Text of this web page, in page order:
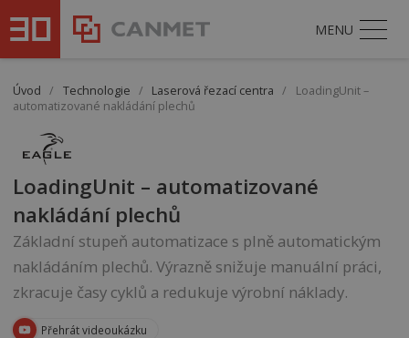
MENU
Úvod / Technologie / Laserová řezací centra /
LoadingUnit –
automatizované nakládání plechů
LoadingUnit – automatizované
nakládání plechů
Základní stupeň automatizace s plně automatickým
nakládáním plechů. Výrazně snižuje manuální práci,
zkracuje časy cyklů a redukuje výrobní náklady.
Přehrát videoukázku